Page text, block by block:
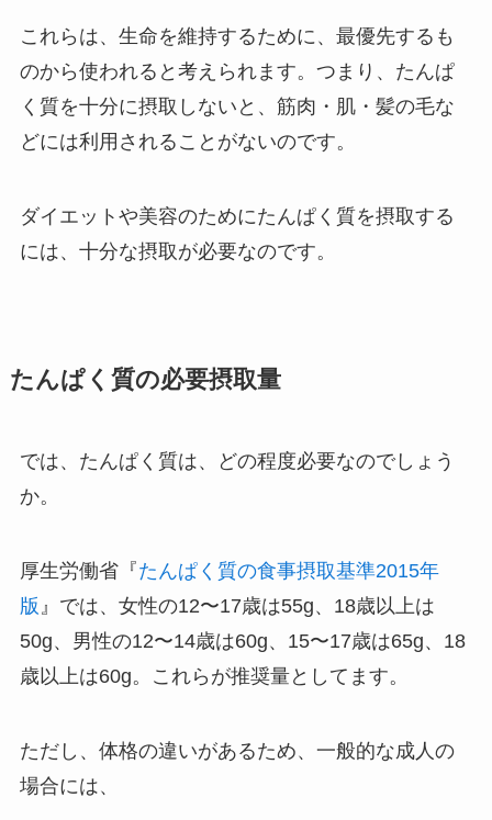
これらは、生命を維持するために、最優先するも
のから使われると考えられます。つまり、たんぱ
く質を十分に摂取しないと、筋肉・肌・髪の毛な
どには利用されることがないのです。
ダイエットや美容のためにたんぱく質を摂取する
には、十分な摂取が必要なのです。
たんぱく質の必要摂取量
では、たんぱく質は、どの程度必要なのでしょう
か。
厚生労働省『たんぱく質の食事摂取基準2015年
版 』では、女性の12〜17歳は55g、18歳以上は
50g、男性の12〜14歳は60g、15〜17歳は65g、18
歳以上は60g。これらが推奨量としてます。
ただし、体格の違いがあるため、一般的な成人の
場合には、